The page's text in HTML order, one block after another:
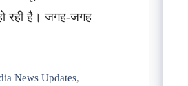
रही है। जगह-जगह
News Updates,